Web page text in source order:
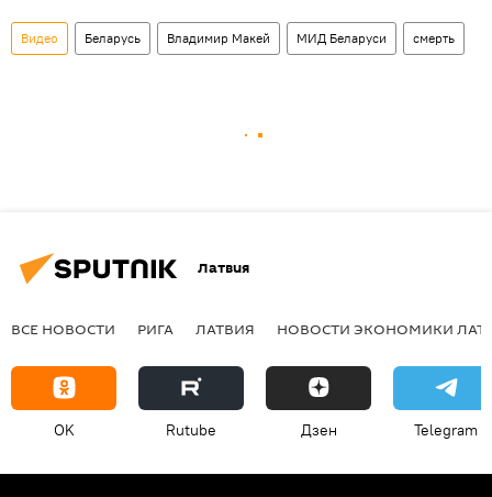
Видео Беларусь Владимир Макей МИД Беларуси смерть
Латвия
ВСЕ НОВОСТИ РИГА ЛАТВИЯ НОВОСТИ ЭКОНОМИКИ
OK Rutube Дзен Telegram